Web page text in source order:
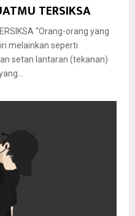
TERSIKSA
“Orang-orang yang
melainkan seperti
setan lantaran (tekanan)